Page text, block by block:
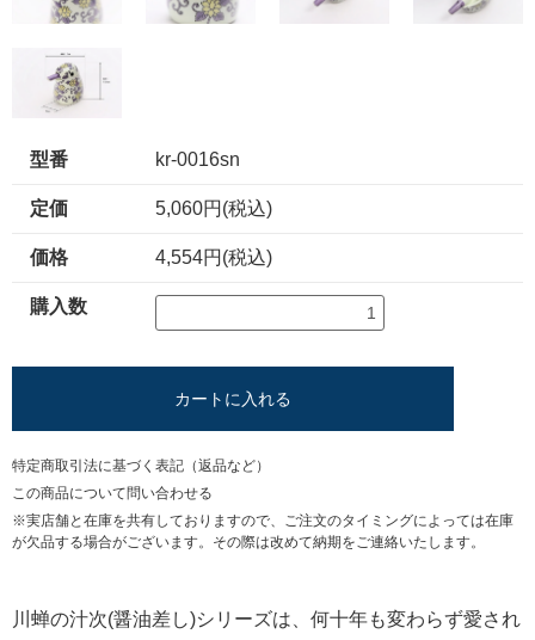
型番 kr-0016sn
定価 5,060円(税込)
価格 4,554円(税込)
購入数
カートに入れる
特定商取引法に基づく表記（返品など）
この商品について問い合わせる
※実店舗と在庫を共有しておりますので、ご注文のタイミングによっては在庫
が欠品する場合がございます。その際は改めて納期をご連絡いたします。
川蝉の汁次(醤油差し)シリーズは、何十年も変わらず愛され